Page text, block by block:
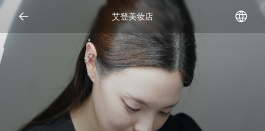
艾登美妆店
Open representative images